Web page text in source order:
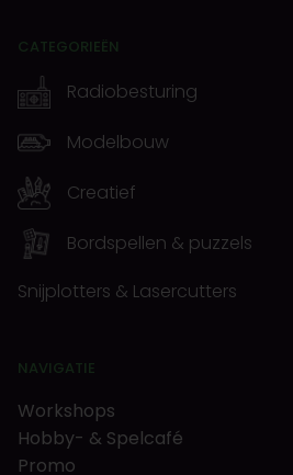
CATEGORIEËN
Radiobesturing
Modelbouw
Creatief
Bordspellen & puzzels
Snijplotters & Lasercutters
NAVIGATIE
Workshops
Hobby- & Spelcafé
Promo